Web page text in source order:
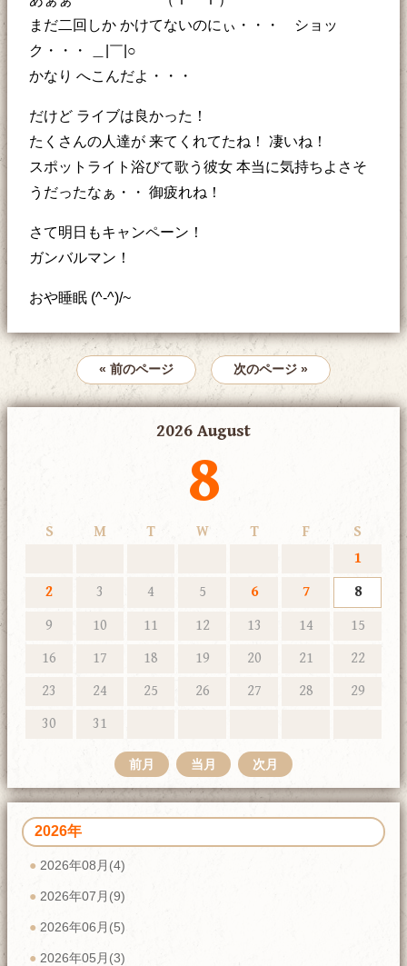
まだ二回しか かけてないのにぃ・・・ ショッ
ク・・・ ＿|￣|○
かなり へこんだよ・・・
だけど ライブは良かった！
たくさんの人達が 来てくれてたね！ 凄いね！
スポットライト浴びて歌う彼女 本当に気持ちよさそ
うだったなぁ・・ 御疲れね！
さて明日もキャンペーン！
ガンバルマン！
おや睡眠 (^-^)/~
« 前のページ 次のページ »
2026 August
8
S M T W T F
S
1
2
3 4 5 6 7
8
9
10 11 12 13 14
15
16
17 18 19 20 21
22
23
24 25 26 27 28
29
30
31
前月 当月 次月
2026年
2026年08月(4)
2026年07月(9)
2026年06月(5)
2026年05月(3)